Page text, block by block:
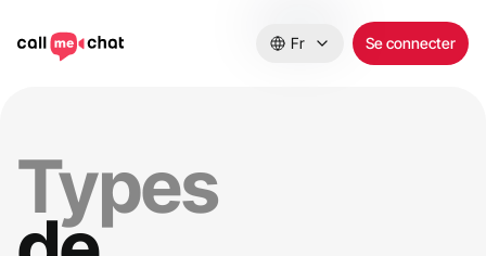
Fr Se connecter
Types